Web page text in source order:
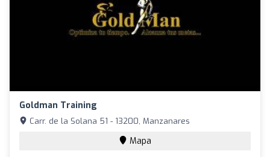
Goldman Training
Carr. de la Solana 51 - 13200, Manzanares
Mapa